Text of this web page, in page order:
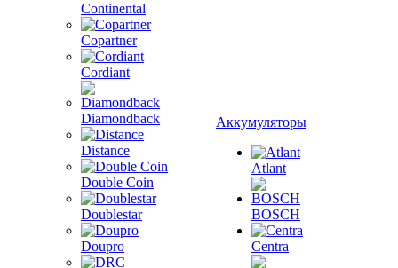
Continental
Copartner
Cordiant
Diamondback
Distance
Double Coin
Doublestar
Doupro
Аккумуляторы
Atlant
BOSCH
Centra